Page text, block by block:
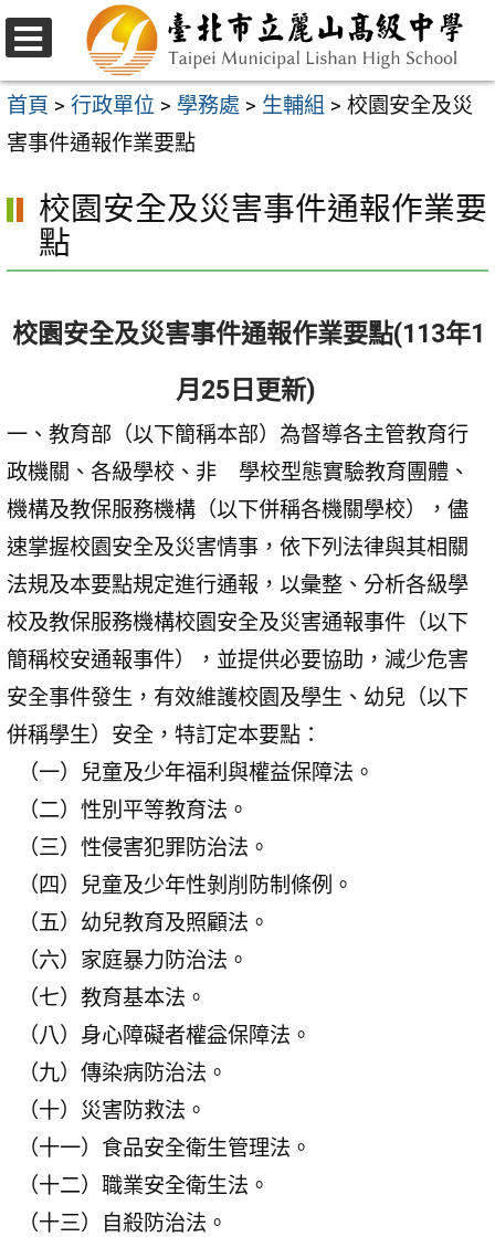
跳
至
主
要
容
選
單
首頁 > 行政單位 > 學務處 > 生輔組 > 校園安全及災
害事件通報作業要點
校園安全及災害事件通報作業要
點
校園安全及災害事件通報作業要點(113年1
月25日更新)
一、教育部（以下簡稱本部）為督導各主管教育行
政機關、各級學校、非 學校型態實驗教育團體、
機構及教保服務機構（以下併稱各機關學校），儘
速掌握校園安全及災害情事，依下列法律與其相關
法規及本要點規定進行通報，以彙整、分析各級學
校及教保服務機構校園安全及災害通報事件（以下
簡稱校安通報事件），並提供必要協助，減少危害
安全事件發生，有效維護校園及學生、幼兒（以下
併稱學生）安全，特訂定本要點：
（一）兒童及少年福利與權益保障法。
（二）性別平等教育法。
（三）性侵害犯罪防治法。
（四）兒童及少年性剝削防制條例。
（五）幼兒教育及照顧法。
（六）家庭暴力防治法。
（七）教育基本法。
（八）身心障礙者權益保障法。
（九）傳染病防治法。
（十）災害防救法。
（十一）食品安全衛生管理法。
（十二）職業安全衛生法。
（十三）自殺防治法。